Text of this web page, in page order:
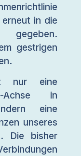
in die
gegeben.
gestrigen
nur eine
Achse in
eine
unseres
Die bisher